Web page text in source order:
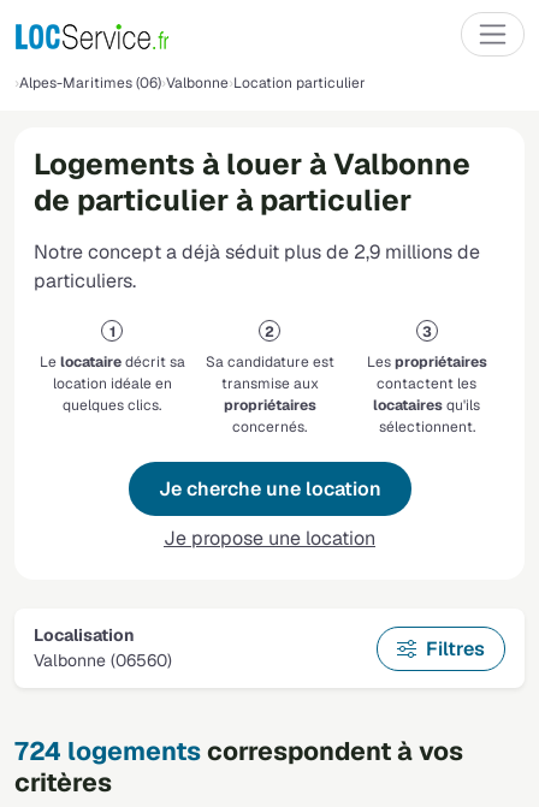
Alpes-Maritimes (06) Valbonne Location particulier
Logements à louer à Valbonne
de particulier à particulier
Notre concept a déjà séduit plus de 2,9 millions de
particuliers.
Lelocatairedécrit sa
location idéale en
quelques clics.
Sa candidature est
transmise aux
propriétaires
concernés.
Lespropriétaires
contactent les
locatairesqu'ils
sélectionnent.
Je cherche une location
Je propose une location
Localisation
Valbonne (06560)
Filtres
724 logementscorrespondent à vos
critères